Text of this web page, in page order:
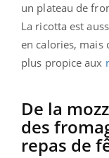
un plateau de
La ricotta est
en calories, mais
plus propice aux
De la
des
repas de